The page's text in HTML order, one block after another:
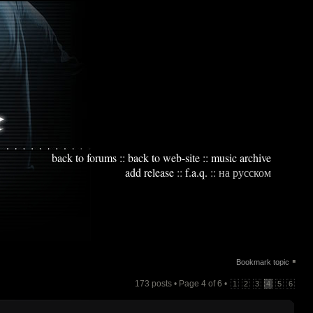
back to forums :: back to web-site :: music archive
add release :: f.a.q. :: на русском
Bookmark topic ▪
173 posts • Page 4 of6 • 1 2 3 4 5 6